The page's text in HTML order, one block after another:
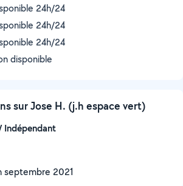
24h/24
24h/24
24h/24
disponible
sur Jose H. (j.h espace vert)
Indépendant
septembre 2021